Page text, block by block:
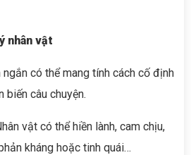
nhân vật
có thể mang tính cách cố định
biến câu chuyện.
vật có thể hiền lành, cam chịu,
kháng hoặc tinh quái…